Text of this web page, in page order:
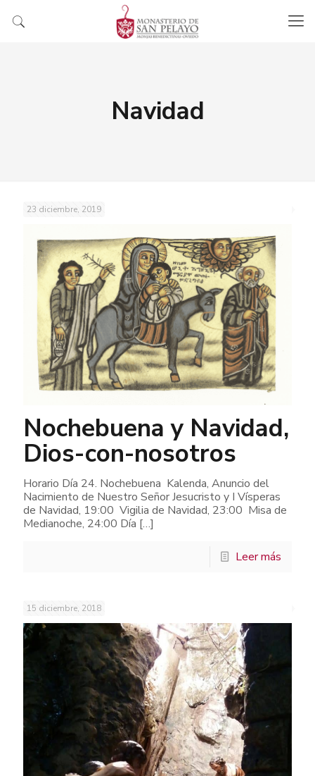
Navidad
23 diciembre, 2019
Nochebuena y Navidad,
Dios-con-nosotros
Horario Día 24. Nochebuena Kalenda, Anuncio del
Nacimiento de Nuestro Señor Jesucristo y I Vísperas
de Navidad, 19:00 Vigilia de Navidad, 23:00 Misa de
Medianoche, 24:00 Día […]
Leer más
15 diciembre, 2018